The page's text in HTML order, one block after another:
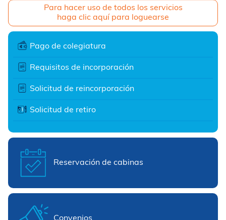
Para hacer uso de todos los servicios
haga clic aquí para loguearse
Pago de colegiatura
Requisitos de incorporación
Solicitud de reincorporación
Solicitud de retiro
Reservación de cabinas